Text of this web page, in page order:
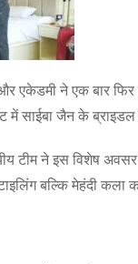
ने एक बार फिर
में साईबा जैन के
टीम ने इस विशेष
बल्कि मेहंदी कला का